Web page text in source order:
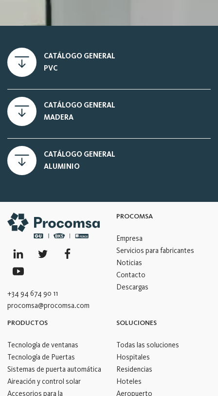
CATÁLOGO GENERAL
PVC
CATÁLOGO GENERAL
MADERA
CATÁLOGO GENERAL
ALUMINIO
+34 94 674 90 11
procomsa@procomsa.com
PROCOMSA
Empresa
Servicios para fabricantes
Noticias
Contacto
Descargas
PRODUCTOS
Tecnología de ventanas
Tecnología de Puertas
Sistemas de puerta automática
Aireación y control solar
Accesorios para la
SOLUCIONES
Todas las soluciones
Hospitales
Residencias
Hoteles
Aeropuerto